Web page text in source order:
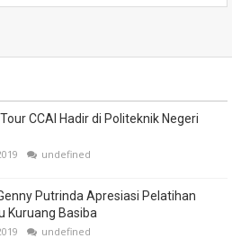
CCAI Hadir di Politeknik Negeri
undefined
Putrinda Apresiasi Pelatihan
Kuruang Basiba
undefined